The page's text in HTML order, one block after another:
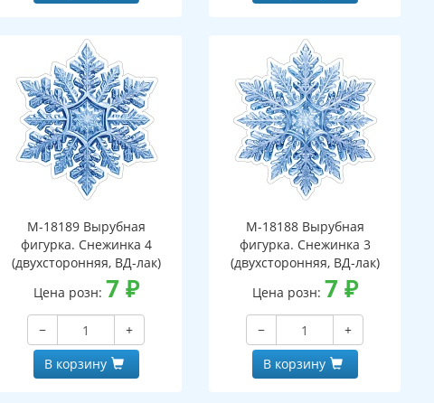
М-18189 Вырубная
фигурка. Снежинка 4
(двухсторонняя, ВД-лак)
Цена розн: 7 ₽
−
+
В корзину
М-18188 Вырубная
фигурка. Снежинка 3
(двухсторонняя, ВД-лак)
Цена розн: 7 ₽
−
+
В корзину